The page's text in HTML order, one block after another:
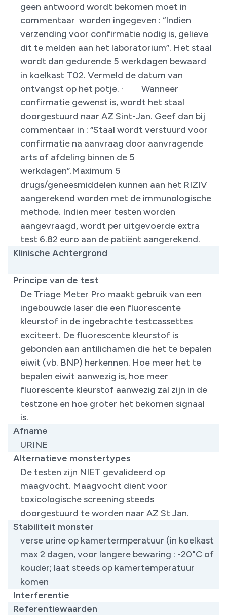
geen antwoord wordt bekomen moet in
commentaar worden ingegeven : “Indien
verzending voor confirmatie nodig is, gelieve
dit te melden aan het laboratorium”. Het staal
wordt dan gedurende 5 werkdagen bewaard
in koelkast T02. Vermeld de datum van
ontvangst op het potje. · Wanneer
confirmatie gewenst is, wordt het staal
doorgestuurd naar AZ Sint-Jan. Geef dan bij
commentaar in : “Staal wordt verstuurd voor
confirmatie na aanvraag door aanvragende
arts of afdeling binnen de 5
werkdagen”.Maximum 5
drugs/geneesmiddelen kunnen aan het RIZIV
aangerekend worden met de immunologische
methode. Indien meer testen worden
aangevraagd, wordt per uitgevoerde extra
test 6.82 euro aan de patiënt aangerekend.
Klinische Achtergrond
Principe van de test
De Triage Meter Pro maakt gebruik van een
ingebouwde laser die een fluorescente
kleurstof in de ingebrachte testcassettes
exciteert. De fluorescente kleurstof is
gebonden aan antilichamen die het te bepalen
eiwit (vb. BNP) herkennen. Hoe meer het te
bepalen eiwit aanwezig is, hoe meer
fluorescente kleurstof aanwezig zal zijn in de
testzone en hoe groter het bekomen signaal
is.
Afname
URINE
Alternatieve monstertypes
De testen zijn NIET gevalideerd op
maagvocht. Maagvocht dient voor
toxicologische screening steeds
doorgestuurd te worden naar AZ St Jan.
Stabiliteit monster
verse urine op kamertermperatuur (in koelkast
max 2 dagen, voor langere bewaring : -20°C of
kouder; laat steeds op kamertemperatuur
komen
Interferentie
Referentiewaarden